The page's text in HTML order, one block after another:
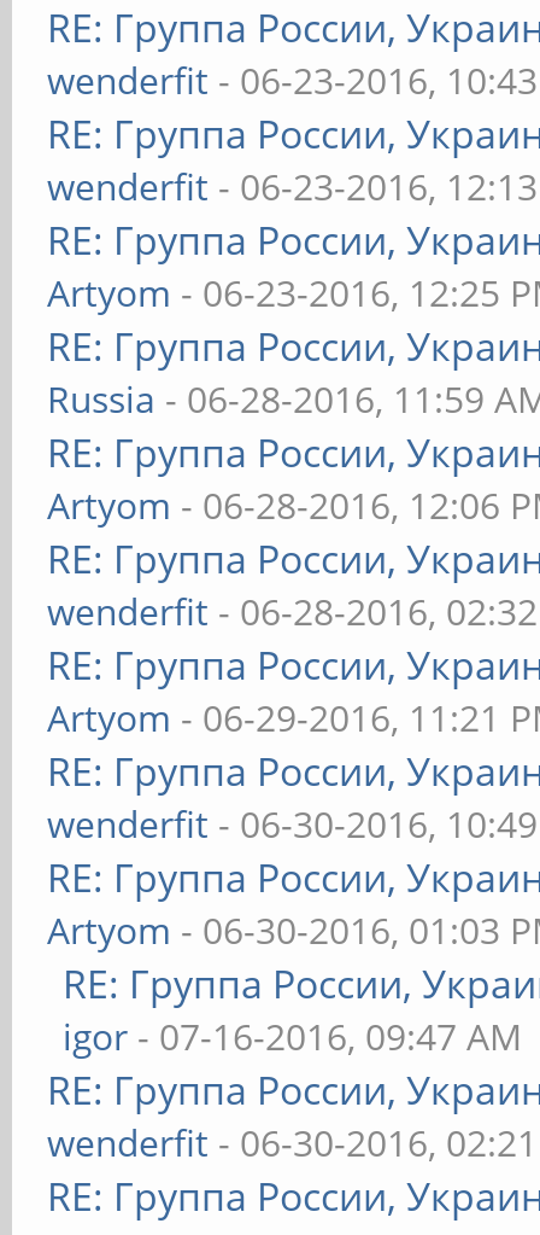
RE: Группа России,
wenderfit - 06-23-2016,
RE: Группа России,
wenderfit - 06-23-2016,
RE: Группа России,
Artyom - 06-23-2016, 12:25
RE: Группа России,
Russia - 06-28-2016, 11:59
RE: Группа России,
Artyom - 06-28-2016, 12:06
RE: Группа России,
wenderfit - 06-28-2016,
RE: Группа России,
Artyom - 06-29-2016, 11:21
RE: Группа России,
wenderfit - 06-30-2016,
RE: Группа России,
Artyom - 06-30-2016, 01:03
RE: Группа России,
igor - 07-16-2016, 09:47 AM
RE: Группа России,
wenderfit - 06-30-2016,
RE: Группа России,